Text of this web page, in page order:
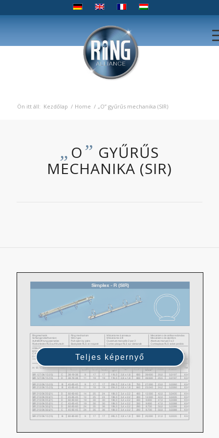
Ön itt áll: Kezdőlap / Home / „O” gyűrűs mechanika (SIR)
„ O” GYŰRŰS
MECHANIKA (SIR)
Teljes képernyő